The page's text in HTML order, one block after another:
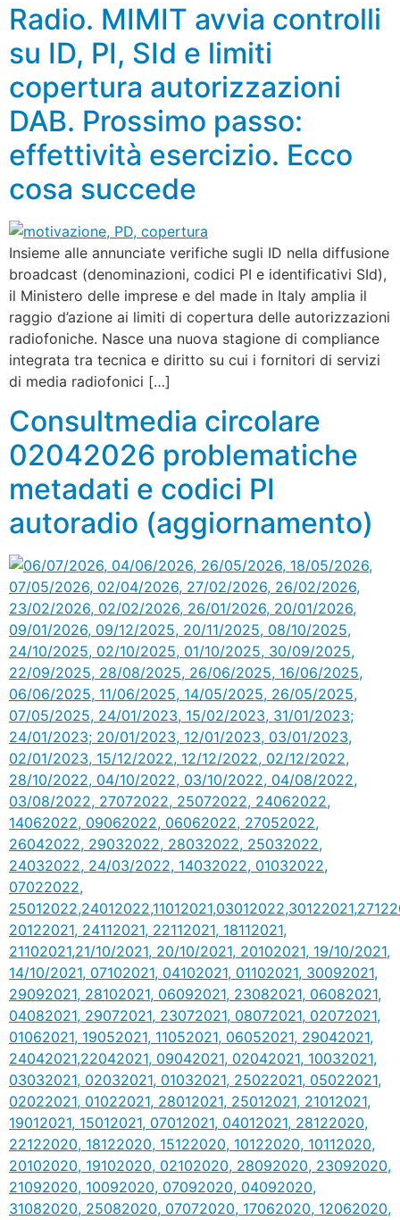
Radio. MIMIT avvia controlli
su ID, PI, SId e limiti
copertura autorizzazioni
DAB. Prossimo passo:
effettività esercizio. Ecco
cosa succede
Insieme alle annunciate verifiche sugli ID nella diffusione
broadcast (denominazioni, codici PI e identificativi SId),
il Ministero delle imprese e del made in Italy amplia il
raggio d’azione ai limiti di copertura delle autorizzazioni
radiofoniche. Nasce una nuova stagione di compliance
integrata tra tecnica e diritto su cui i fornitori di servizi
di media radiofonici […]
Consultmedia circolare
02042026 problematiche
metadati e codici PI
autoradio (aggiornamento)